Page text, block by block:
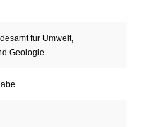
für Umwelt,
Geologie